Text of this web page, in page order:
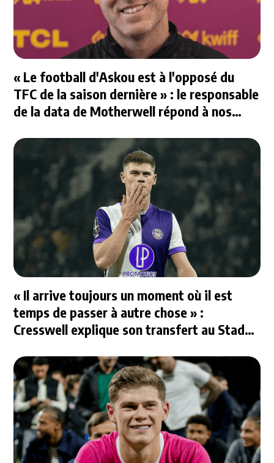
« Le football d'Askou est à l'opposé du
TFC de la saison dernière » : le responsable
de la data de Motherwell répond à nos
« Il arrive toujours un moment où il est
temps de passer à autre chose » :
Cresswell explique son transfert au Stade